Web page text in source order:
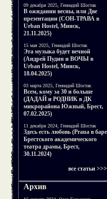
09 декабря 2025, Геннадий Шостак
В ожидании весны, или Две
презентации (СОН-ТРАВА в
Urban Hostel, Минск,
21.11.2025)
15 мая 2025, Геннадий Шостак
Эта музыка будет вечной
(Андрей Пудин и ВОЧЫ в
Urban Hostel, Минск,
18.04.2025)
03 марта 2025, Геннадий Шостак
Всем, кому за 30 и больше
(ДАДАЙ и РОДНИК в ДК
микрорайона Южный, Брест,
07.02.2025)
11 декабря 2024, Геннадий Шостак
Здесь есть любовь (Prana в баре
Брестского академического
театра драмы, Брест,
30.11.2024)
все статьи >>>
Архив